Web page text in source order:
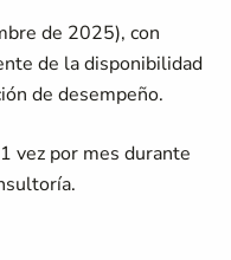
de 2025), con
de la disponibilidad
de desempeño.
vez por mes durante